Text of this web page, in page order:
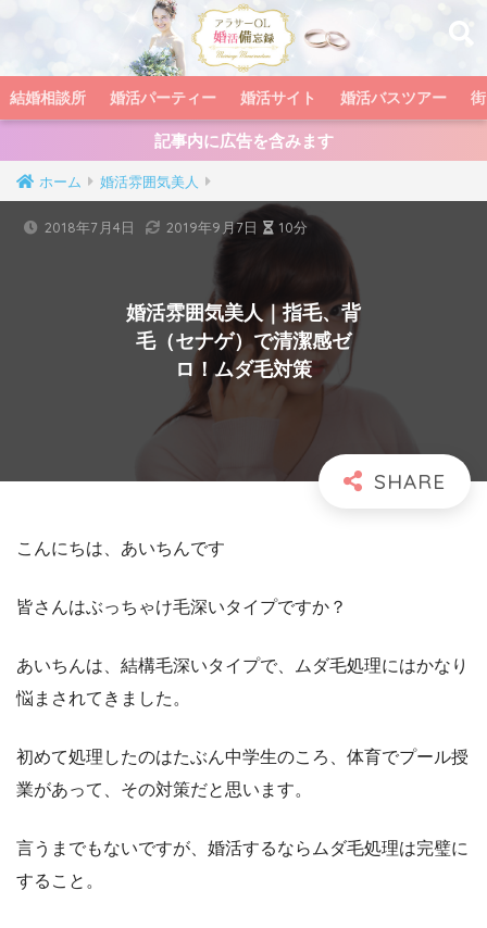
結婚相談所 婚活パーティー 婚活サイト 婚活バスツアー
記事内に広告を含みます
ホーム 婚活雰囲気美人
婚活雰囲気美人｜指毛、背
毛（セナゲ）で清潔感ゼ
ロ！ムダ毛対策
2018年7月4日 2019年9月7日 10分
こんにちは、あいちんです
皆さんはぶっちゃけ毛深いタイプですか？
あいちんは、結構毛深いタイプで、ムダ毛処理にはかなり
悩まされてきました。
初めて処理したのはたぶん中学生のころ、体育でプール授
業があって、その対策だと思います。
言うまでもないですが、婚活するならムダ毛処理は完璧に
すること。